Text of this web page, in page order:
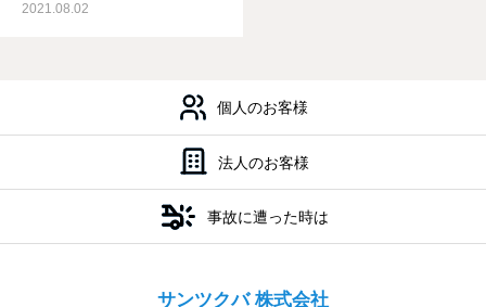
2021.08.02
個人のお客様
法人のお客様
事故に遭った時は
サンツクバ 株式会社